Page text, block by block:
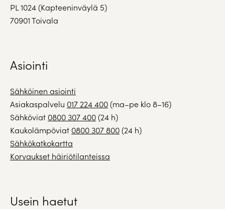
PL 1024 (Kapteeninväylä 5)
70901 Toivala
Asiointi
Sähköinen asiointi
Asiakaspalvelu 017 224 400(ma–pe klo 8–16)
Sähköviat 0800 307 400(24 h)
Kaukolämpöviat 0800 307 800(24 h)
Sähkökatkokartta
Korvaukset häiriötilanteissa
Usein haetut